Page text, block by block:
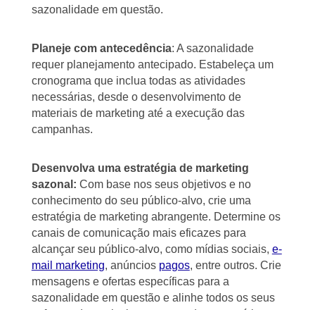
sazonalidade em questão.
Planeje com antecedência: A sazonalidade
requer planejamento antecipado. Estabeleça um
cronograma que inclua todas as atividades
necessárias, desde o desenvolvimento de
materiais de marketing até a execução das
campanhas.
Desenvolva uma estratégia de marketing
sazonal: Com base nos seus objetivos e no
conhecimento do seu público-alvo, crie uma
estratégia de marketing abrangente. Determine os
canais de comunicação mais eficazes para
alcançar seu público-alvo, como mídias sociais, e-
mail marketing, anúncios pagos, entre outros. Crie
mensagens e ofertas específicas para a
sazonalidade em questão e alinhe todos os seus